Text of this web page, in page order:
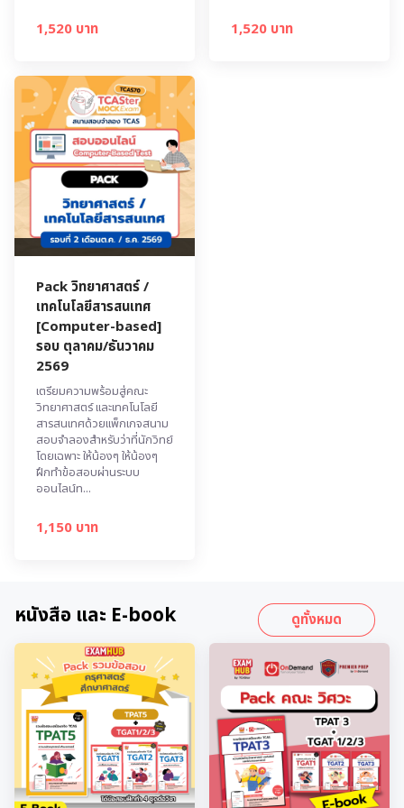
1,520 บาท 1,520 บาท
Pack วิทยาศาสตร์ /
เทคโนโลยีสารสนเทศ
[Computer-based]
รอบ ตุลาคม/ธันวาคม
2569
เตรียมความพร้อมสู่คณะ
วิทยาศาสตร์ และเทคโนโลยี
สารสนเทศด้วยแพ็กเกจสนาม
สอบจำลองสำหรับว่าที่นักวิทย์
โดยเฉพาะ ให้น้องๆ ให้น้องๆ
ฝึกทำข้อสอบผ่านระบบ
ออนไลน์ท...
1,150 บาท
หนังสือ และ E-book ดูทั้งหมด